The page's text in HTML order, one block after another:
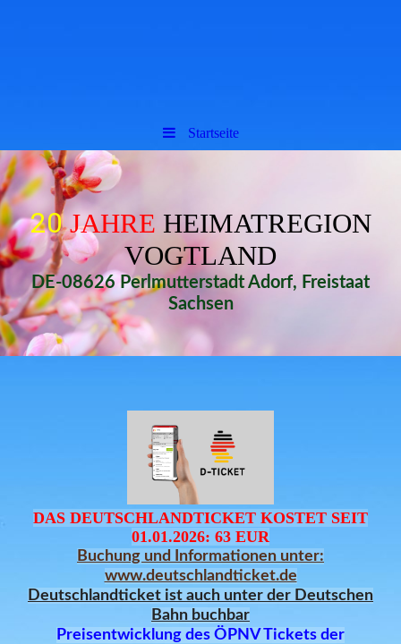
Startseite
20 JAHRE HEIMATREGION
VOGTLAND
DE-08626 Perlmutterstadt Adorf, Freistaat
Sachsen
DAS DEUTSCHLANDTICKET KOSTET SEIT
01.01.2026: 63 EUR
Buchung und Informationen unter:
www.deutschlandticket.de
Deutschlandticket ist auch unter der Deutschen
Bahn buchbar
Preisentwicklung des ÖPNV Tickets der